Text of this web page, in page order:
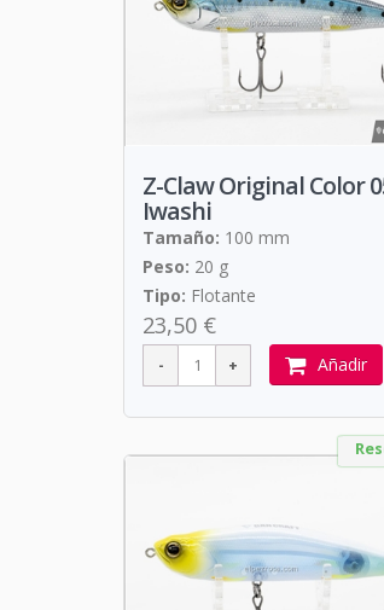
Z-Claw Original Color
Iwashi
Tamaño: 100 mm
Peso: 20 g
Tipo: Flotante
23,50 €
Añadir